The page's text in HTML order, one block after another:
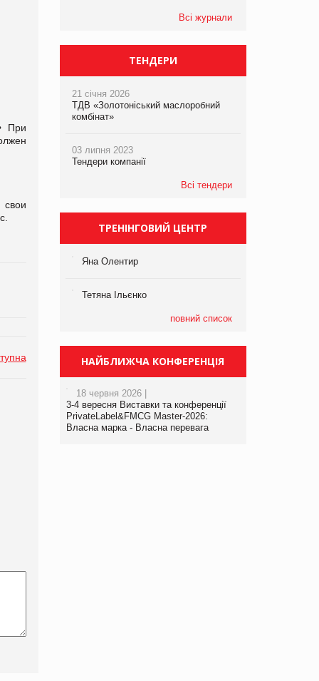
При
свои
Всі журнали
ТЕНДЕРИ
21 січня 2026
ТДВ «Золотоніський маслоробний
комбінат»
03 липня 2023
Тендери компанії
Всі тендери
ТРЕНІНГОВИЙ ЦЕНТР
Яна Олентир
Тетяна Ільєнко
повний список
НАЙБЛИЖЧА КОНФЕРЕНЦІЯ
18 червня 2026 |
3-4 вересня Виставки та конференції
PrivateLabel&FMCG Master-2026:
Власна марка - Власна перевага